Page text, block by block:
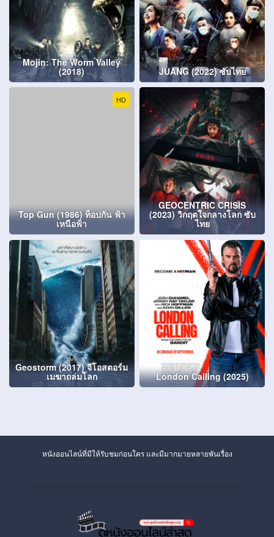
Mojin: The Worm Valley
(2018) JUANG (2022) ซับไทย
HD
Top Gun (1986) ท็อปกัน ฟ้า
เหนือฟ้า
GEOCENTRIC CRISIS
(2023) วิกฤตใจกลางโลก ซับ
ไทย
Geostorm (2017) จีโอสตอร์ม
เมฆาถล่มโลก London Calling (2025)
หนังออนไลน์ที่มีให้รับชมก่อนใคร และมีมากมายหลายพันเรื่อง